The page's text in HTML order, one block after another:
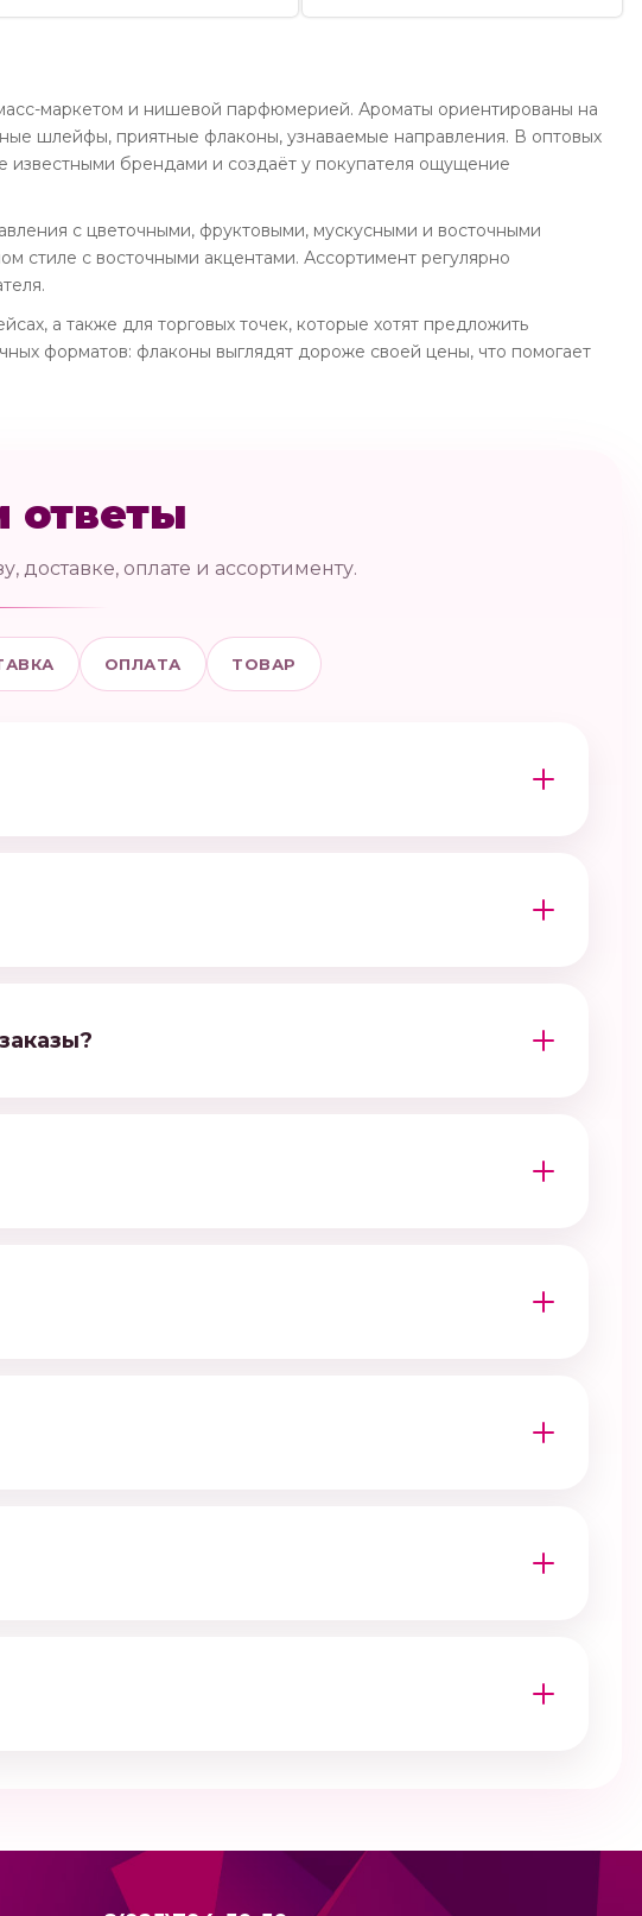
маркетом и нишевой парфюмерией. Ароматы ориентированы на
шлейфы, приятные флаконы, узнаваемые направления. В оптовых
известными брендами и создаёт у покупателя ощущение
с цветочными, фруктовыми, мускусными и восточными
с восточными акцентами. Ассортимент регулярно
а также для торговых точек, которые хотят предложить
форматов: флаконы выглядят дороже своей цены, что помогает
ответы
доставке, оплате и ассортименту.
ОПЛАТА ТОВАР